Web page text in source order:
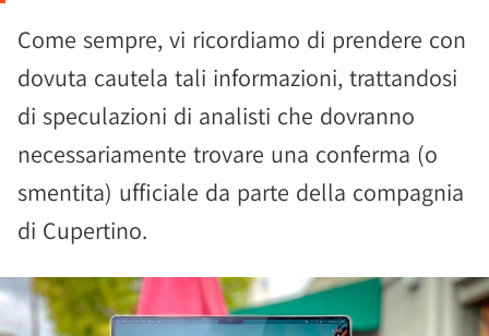
Come sempre, vi ricordiamo di prendere con
dovuta cautela tali informazioni, trattandosi
di speculazioni di analisti che dovranno
necessariamente trovare una conferma (o
smentita) ufficiale da parte della compagnia
di Cupertino.